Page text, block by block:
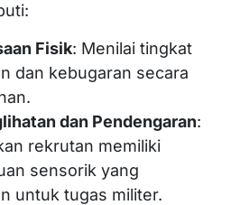
Fisik: Menilai tingkat
dan kebugaran secara
dan Pendengaran:
rekrutan memiliki
sensorik yang
untuk tugas militer.